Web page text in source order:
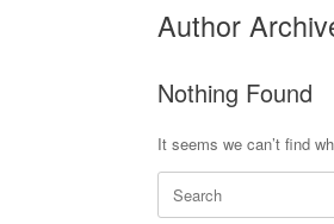
Author
Nothing Found
It seems we can’t find
Search
for: